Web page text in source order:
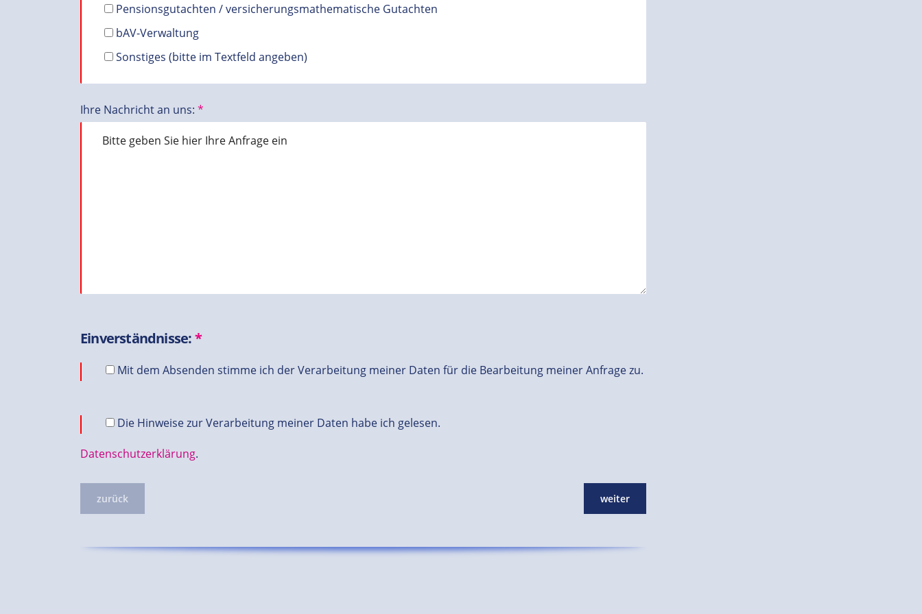
Pensionsgutachten / versicherungsmathematische Gutachten
bAV-Verwaltung
Sonstiges (bitte im Textfeld angeben)
Ihre Nachricht an uns: *
Einverständnisse:*
Mit dem Absenden stimme ich der Verarbeitung meiner Daten für die Bearbeitung meiner Anfrage zu.
Die Hinweise zur Verarbeitung meiner Daten habe ich gelesen.
Datenschutzerklärung.
zurück weiter